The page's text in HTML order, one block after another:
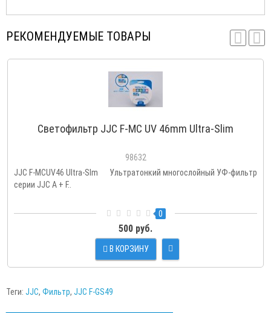
РЕКОМЕНДУЕМЫЕ ТОВАРЫ
Светофильтр JJC F-MC UV 46mm Ultra-Slim
98632
JJC F-MCUV46 Ultra-Slm Ультратонкий многослойный УФ-фильтр
серии JJC A + F..
0
500 руб.
В КОРЗИНУ
Теги: JJC, Фильтр, JJC F-GS49